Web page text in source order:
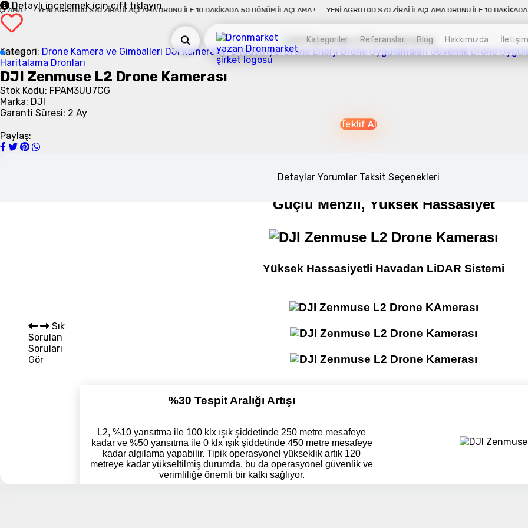
50 DÖNÜM İLAÇLAMA ! YENI AGROTOD S70 ZIRAI İLAÇLAMA DRONU İLE 10 DAKIKADA 50 DÖNÜM İLAÇLAMA ! YENI AGROTOD S70 ZIRAI İLAÇLAMA
Kategoriler
Zirai İnsansız Hava Araçları
Endüstriyel Drone
Alt kategorileri görmek için hemen tıklayın.
Haritalama Dronları
Drone Malzemeleri
Alt kategorileri görmek için hemen tıklayın.
Su Altı Drone
Referanslar Blog Hakkımızda İletişim
Detaylı incelemek için çift tıklayın
Kategori: Drone Kamera ve Gimballeri DJI Kameraları Endüstriyel Drone Enerji Drone Uygulamaları Güvenlik Drone
Haritalama Dronları
DJI Zenmuse L2 Drone Kamerası
Stok Kodu: FPAM3UU7CG
Marka: DJI
Garanti Süresi: 2 Ay
Teklif Al
Paylaş:
Detaylar Yorumlar Taksit Seçenekleri
Sık
Sorulan
Soruları
Gör
Güçlü Menzil, Yüksek Hassasiyet
Yüksek Hassasiyetli Havadan LiDAR Sistemi
%30 Tespit Aralığı Artışı
L2, %10 yansıtma ile 100 klx ışık şiddetinde 250 metre mesafeye
kadar ve %50 yansıtma ile 0 klx ışık şiddetinde 450 metre mesafeye
kadar algılama yapabilir. Tipik operasyonel yükseklik artık 120
metreye kadar yükseltilmiş durumda, bu da operasyonel güvenlik ve
verimliliğe önemli bir katkı sağlıyor.